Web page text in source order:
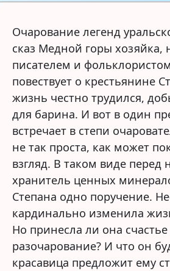
Очарование легенд
сказ Медной горы хозяйка,
писателем и
повествует о крестьянине
жизнь честно трудился,
для барина. И вот в один
встречает в степи
не так проста, как может
взгляд. В таком виде перед
хранитель ценных
Степана одно поручение.
кардинально изменила
Но принесла ли она
разочарование? И что он
красавица предложит ему